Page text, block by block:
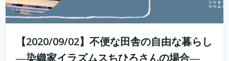
【2020/09/02】不便な田舎の自由な暮らし
―染織家イラズムスちひろさんの場合―